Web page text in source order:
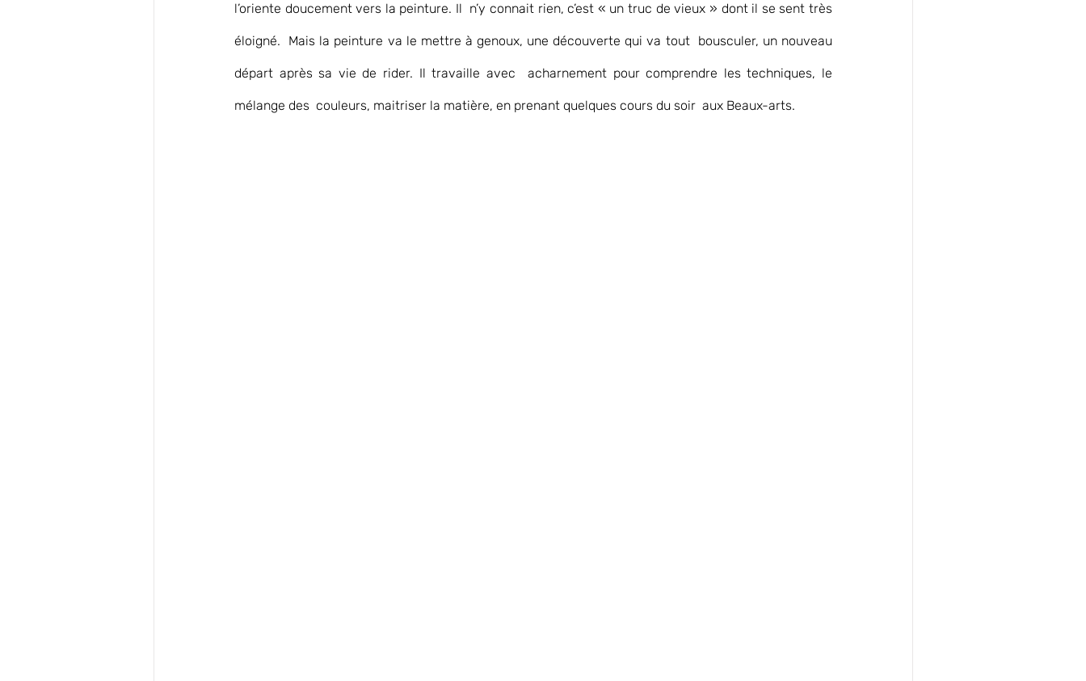
l’oriente doucement vers la peinture. Il  n’y connait rien, c’est « un truc de vieux » dont il se sent très
éloigné.  Mais la peinture va le mettre à genoux, une découverte qui va tout  bousculer, un nouveau
départ après sa vie de rider. Il travaille avec  acharnement pour comprendre les techniques, le
mélange des  couleurs, maitriser la matière, en prenant quelques cours du soir  aux Beaux-arts.